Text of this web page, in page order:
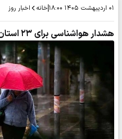
۰۱ اردیبهشت ۱۴۰۵ ۱۸:۰۰ خانه اخبار روز
هشدار هواشناسی برای ۲۳ استان